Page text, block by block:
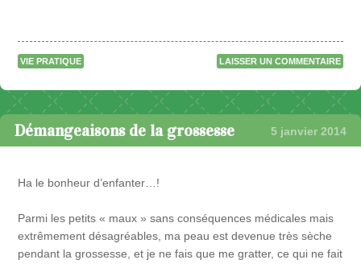
VIE PRATIQUE LAISSER UN COMMENTAIRE
Démangeaisons de la grossesse 5 janvier 2014
Ha le bonheur d’enfanter…!
Parmi les petits « maux » sans conséquences médicales mais
extrêmement désagréables, ma peau est devenue très sèche
pendant la grossesse, et je ne fais que me gratter, ce qui ne fait